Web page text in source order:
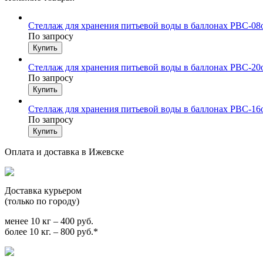
Стеллаж для хранения питьевой воды в баллонах РВС-
По запросу
Стеллаж для хранения питьевой воды в баллонах РВС-
По запросу
Стеллаж для хранения питьевой воды в баллонах РВС-
По запросу
Оплата и доставка в Ижевске
Доставка курьером
(только по городу)
менее 10 кг – 400 руб.
более 10 кг. – 800 руб.*